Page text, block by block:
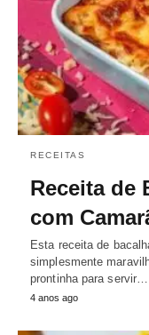
RECEITAS
Receita de
com
Esta receita de
simplesmente
prontinha para servir…
4 anos ago